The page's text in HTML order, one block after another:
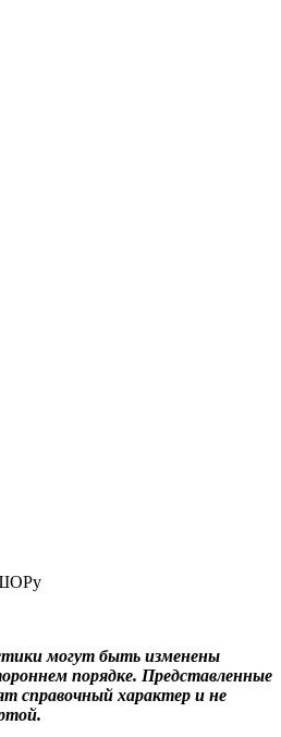
ШОРу
могут быть изменены
порядке. Представленные
справочный характер и не